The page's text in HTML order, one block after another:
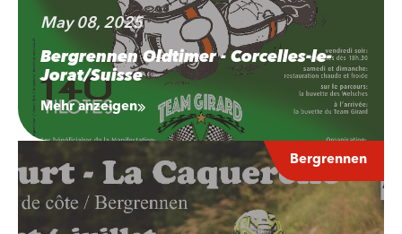
May 08, 2025
Bergrennen Oldtimer - Corcelles-le-
Jorat/Suisse
Mehr anzeigen
Bergrennen